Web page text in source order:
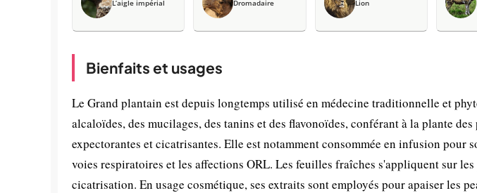
L’aigle impérial Dromadaire Lion
Bienfaits et usages
Le Grand plantain est depuis longtemps utilisé en médecine traditionnelle et
alcaloïdes, des mucilages, des tanins et des flavonoïdes, conférant à la plante
expectorantes et cicatrisantes. Elle est notamment consommée en infusion pour
voies respiratoires et les affections ORL. Les feuilles fraîches s'appliquent sur
cicatrisation. En usage cosmétique, ses extraits sont employés pour apaiser les